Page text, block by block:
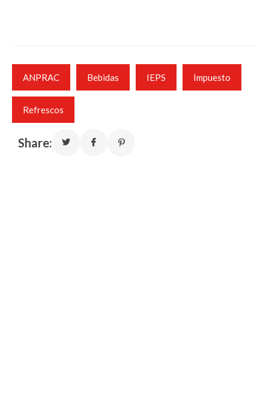
ANPRAC Bebidas IEPS Impuesto
Refrescos
Share: